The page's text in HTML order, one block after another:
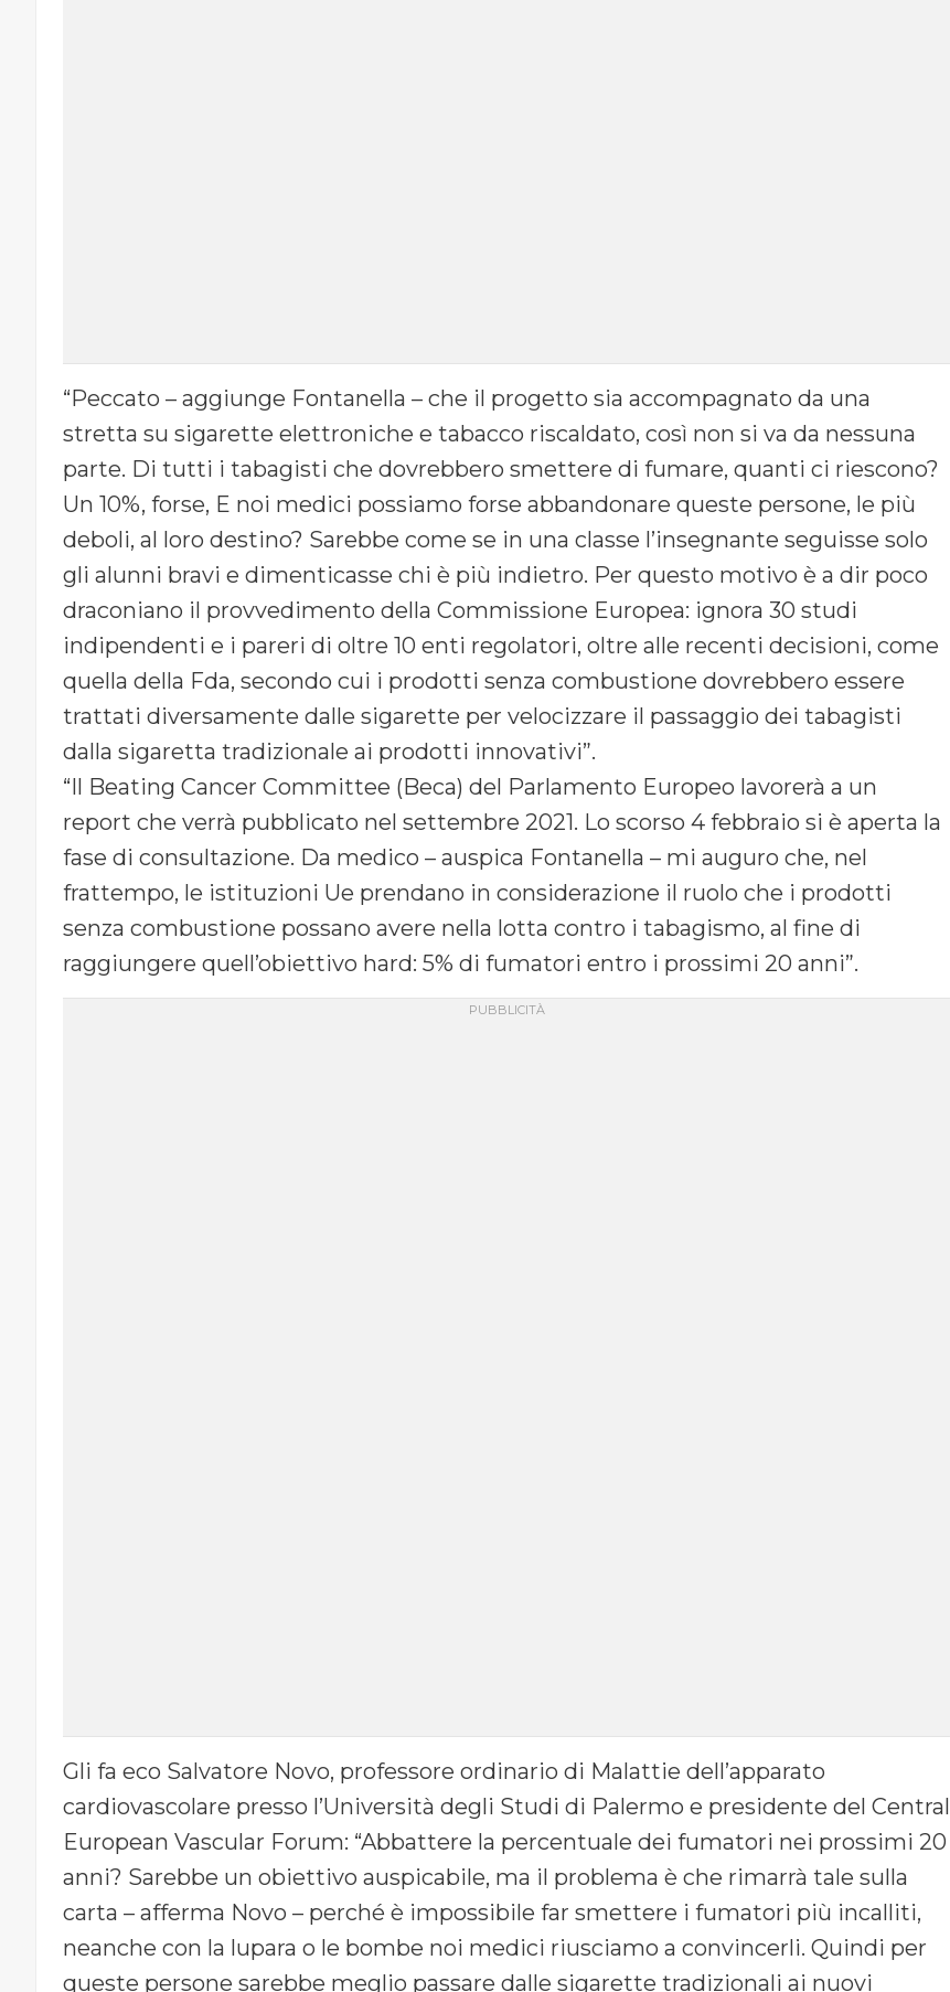
“Peccato – aggiunge Fontanella – che il progetto sia accompagnato da una
stretta su sigarette elettroniche e tabacco riscaldato, così non si va da nessuna
parte. Di tutti i tabagisti che dovrebbero smettere di fumare, quanti ci riescono?
Un 10%, forse, E noi medici possiamo forse abbandonare queste persone, le più
deboli, al loro destino? Sarebbe come se in una classe l’insegnante seguisse solo
gli alunni bravi e dimenticasse chi è più indietro. Per questo motivo è a dir poco
draconiano il provvedimento della Commissione Europea: ignora 30 studi
indipendenti e i pareri di oltre 10 enti regolatori, oltre alle recenti decisioni, come
quella della Fda, secondo cui i prodotti senza combustione dovrebbero essere
trattati diversamente dalle sigarette per velocizzare il passaggio dei tabagisti
dalla sigaretta tradizionale ai prodotti innovativi”.
“Il Beating Cancer Committee (Beca) del Parlamento Europeo lavorerà a un
report che verrà pubblicato nel settembre 2021. Lo scorso 4 febbraio si è aperta la
fase di consultazione. Da medico – auspica Fontanella – mi auguro che, nel
frattempo, le istituzioni Ue prendano in considerazione il ruolo che i prodotti
senza combustione possano avere nella lotta contro i tabagismo, al fine di
raggiungere quell’obiettivo hard: 5% di fumatori entro i prossimi 20 anni”.
Gli fa eco Salvatore Novo, professore ordinario di Malattie dell’apparato
cardiovascolare presso l’Università degli Studi di Palermo e presidente del Central
European Vascular Forum: “Abbattere la percentuale dei fumatori nei prossimi 20
anni? Sarebbe un obiettivo auspicabile, ma il problema è che rimarrà tale sulla
carta – afferma Novo – perché è impossibile far smettere i fumatori più incalliti,
neanche con la lupara o le bombe noi medici riusciamo a convincerli. Quindi per
queste persone sarebbe meglio passare dalle sigarette tradizionali ai nuovi